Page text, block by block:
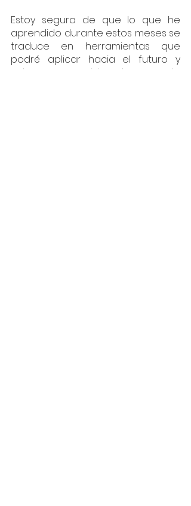
Estoy segura de que lo que he
aprendido durante estos meses se
traduce en herramientas que
podré aplicar hacia el futuro y
estoy convencida de que la